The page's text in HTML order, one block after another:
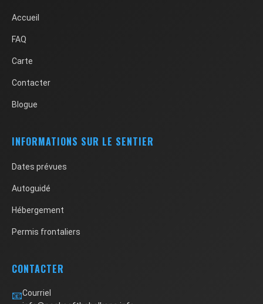
Accueil
FAQ
Carte
Contacter
Blogue
INFORMATIONS SUR LE SENTIER
Dates prévues
Autoguidé
Hébergement
Permis frontaliers
CONTACTER
📧Courriel